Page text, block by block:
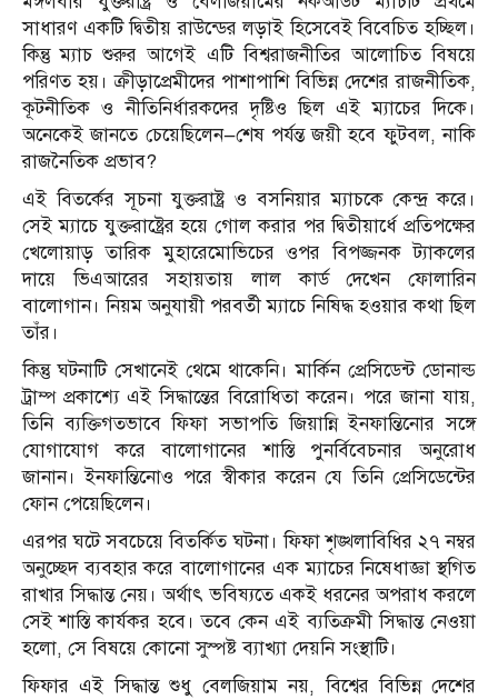
সাধারণ একটি দ্বিতীয় রাউন্ডের লড়াই হিসেবেই বিবেচিত হচ্ছিল।
কিন্তু ম্যাচ শুরুর আগেই এটি বিশ্বরাজনীতির আলোচিত বিষয়ে
পরিণত হয়। ক্রীড়াপ্রেমীদের পাশাপাশি বিভিন্ন দেশের রাজনীতিক,
কূটনীতিক ও নীতিনির্ধারকদের দৃষ্টিও ছিল এই ম্যাচের দিকে।
অনেকেই জানতে চেয়েছিলেন—শেষ পর্যন্ত জয়ী হবে ফুটবল, নাকি
রাজনৈতিক প্রভাব?
এই বিতর্কের সূচনা যুক্তরাষ্ট্র ও বসনিয়ার ম্যাচকে কেন্দ্র করে।
সেই ম্যাচে যুক্তরাষ্ট্রের হয়ে গোল করার পর দ্বিতীয়ার্ধে প্রতিপক্ষের
খেলোয়াড় তারিক মুহারেমোভিচের ওপর বিপজ্জনক ট্যাকলের
দায়ে ভিএআরের সহায়তায় লাল কার্ড দেখেন ফোলারিন
বালোগান। নিয়ম অনুযায়ী পরবর্তী ম্যাচে নিষিদ্ধ হওয়ার কথা ছিল
তাঁর।
কিন্তু ঘটনাটি সেখানেই থেমে থাকেনি। মার্কিন প্রেসিডেন্ট ডোনাল্ড
ট্রাম্প প্রকাশ্যে এই সিদ্ধান্তের বিরোধিতা করেন। পরে জানা যায়,
তিনি ব্যক্তিগতভাবে ফিফা সভাপতি জিয়ান্নি ইনফান্তিনোর সঙ্গে
যোগাযোগ করে বালোগানের শাস্তি পুনর্বিবেচনার অনুরোধ
জানান। ইনফান্তিনোও পরে স্বীকার করেন যে তিনি প্রেসিডেন্টের
ফোন পেয়েছিলেন।
এরপর ঘটে সবচেয়ে বিতর্কিত ঘটনা। ফিফা শৃঙ্খলাবিধির ২৭ নম্বর
অনুচ্ছেদ ব্যবহার করে বালোগানের এক ম্যাচের নিষেধাজ্ঞা স্থগিত
রাখার সিদ্ধান্ত নেয়। অর্থাৎ ভবিষ্যতে একই ধরনের অপরাধ করলে
সেই শাস্তি কার্যকর হবে। তবে কেন এই ব্যতিক্রমী সিদ্ধান্ত নেওয়া
হলো, সে বিষয়ে কোনো সুস্পষ্ট ব্যাখ্যা দেয়নি সংস্থাটি।
ফিফার এই সিদ্ধান্ত শুধু বেলজিয়াম নয়, বিশ্বের বিভিন্ন দেশের